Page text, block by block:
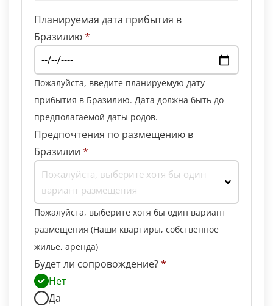
Планируемая дата прибытия в
Бразилию*
Пожалуйста, введите планируемую дату
прибытия в Бразилию. Дата должна быть до
предполагаемой даты родов.
Предпочтения по размещению в
Бразилии *
Пожалуйста, выберите хотя бы один
вариант размещения
Пожалуйста, выберите хотя бы один вариант
размещения (Наши квартиры, собственное
жилье, аренда)
Будет ли сопровождение?*
Нет
Да